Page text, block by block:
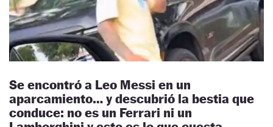
Se encontró a Leo Messi en un
aparcamiento… y descubrió la bestia que
conduce: no es un Ferrari ni un